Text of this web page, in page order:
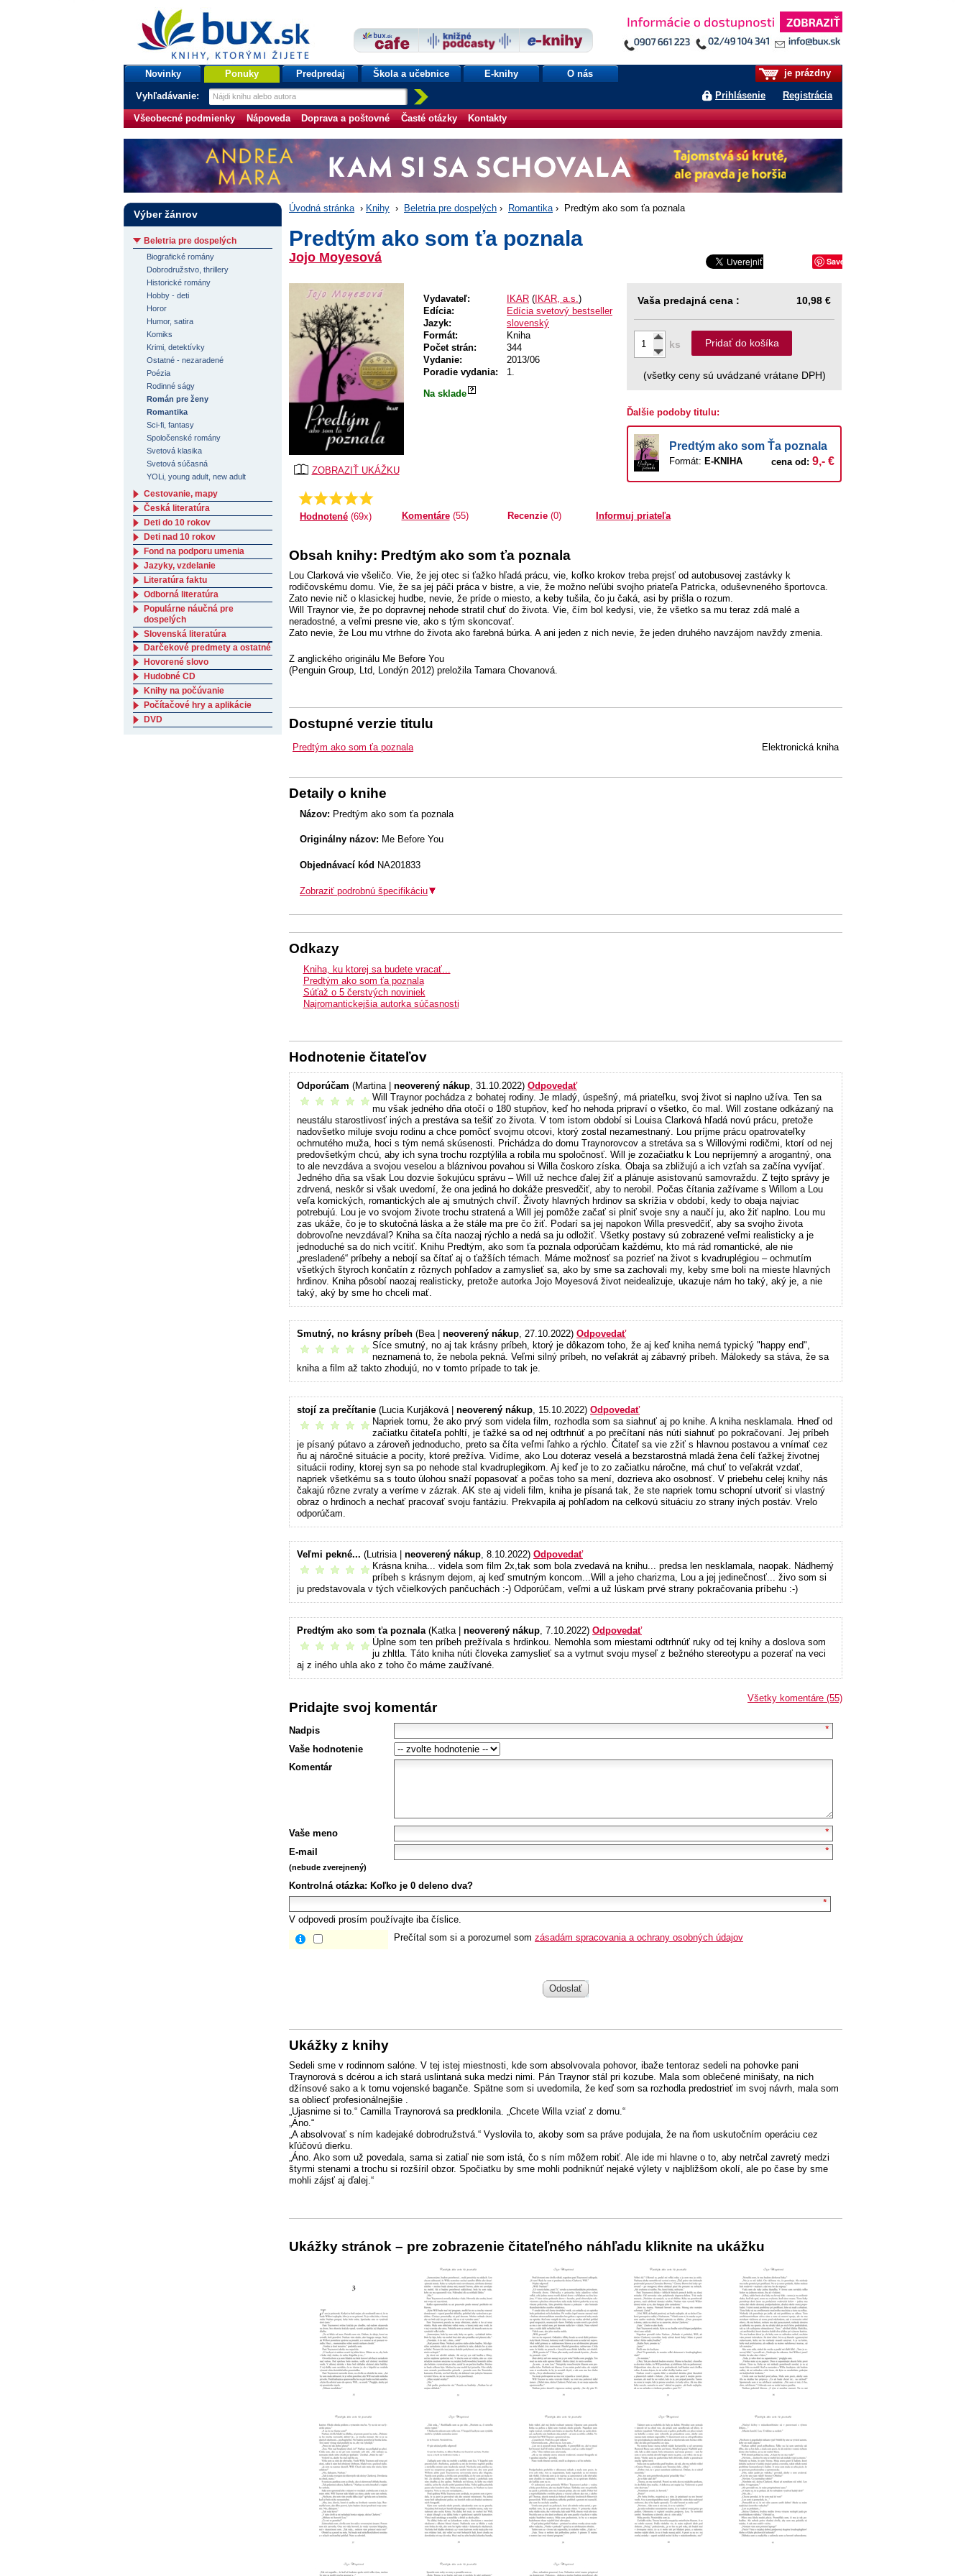
bux.sk
knihy, ktorými žijete
Úvodná stránka
je prázdny
Prihlásenie Registrácia
Novinky Ponuky Predpredaj Škola a učebnice E-knihy O nás
Vyhľadávanie:
Všeobecné podmienky Nápoveda Doprava a poštovné Časté otázky Kontakty
Úvodná stránka › Knihy › Beletria pre dospelých › Romantika› Predtým ako som ťa poznala
Predtým ako som ťa poznala
Jojo Moyesová Save
ZOBRAZIŤ UKÁŽKU
Vydavateľ: IKAR ( IKAR, a.s.)
Edícia:
Edícia svetový bestseller
Jazyk:
slovenský
Formát:
Kniha
Počet strán:
344
Vydanie:
2013/06
Poradie vydania:
1.
Na sklade
Vaša predajná cena : 10,98 €
ks Pridať do košíka
(všetky ceny sú uvádzané vrátane DPH)
Ďalšie podoby titulu:
Predtým ako som Ťa poznala
Formát: E-KNIHA cena od: 9,- €
Priemer:
4.94202898550725
Hodnotené (69x) Komentáre(55) Recenzie(0) Informuj priateľa
Obsah knihy: Predtým ako som ťa poznala
Lou Clarková vie všeličo. Vie, že jej otec si ťažko hľadá prácu, vie, koľko krokov treba prejsť od autobusovej zastávky k
rodičovskému domu. Vie, že sa jej páči práca v bistre, a vie, že možno neľúbi svojho priateľa Patricka, oduševneného športovca.
Zato nevie nič o klasickej hudbe, nevie, že príde o miesto, a keby tušila, čo ju čaká, asi by prišla o rozum.
Will Traynor vie, že po dopravnej nehode stratil chuť do života. Vie, čím bol kedysi, vie, že všetko sa mu teraz zdá malé a
neradostné, a veľmi presne vie, ako s tým skoncovať.
Zato nevie, že Lou mu vtrhne do života ako farebná búrka. A ani jeden z nich nevie, že jeden druhého navzájom navždy zmenia.
Z anglického originálu Me Before You
(Penguin Group, Ltd, Londýn 2012) preložila Tamara Chovanová.
Dostupné verzie titulu
Predtým ako som ťa poznala Elektronická kniha
Detaily o knihe
Názov: Predtým ako som ťa poznala
Originálny názov: Me Before You
Objednávací kód NA201833
Zobraziť podrobnú špecifikáciu
Odkazy
Kniha, ku ktorej sa budete vracať...
Predtým ako som ťa poznala
Súťaž o 5 čerstvých noviniek
Najromantickejšia autorka súčasnosti
Hodnotenie čitateľov
Odporúčam (Martina | neoverený nákup , 31.10.2022) Odpovedať
vrelo odporúčam
Will Traynor pochádza z bohatej rodiny. Je mladý, úspešný, má priateľku, svoj život si naplno užíva. Ten sa
mu však jedného dňa otočí o 180 stupňov, keď ho nehoda pripraví o všetko, čo mal. Will zostane odkázaný na
neustálu starostlivosť iných a prestáva sa tešiť zo života. V tom istom období si Louisa Clarková hľadá novú prácu, pretože
nadovšetko miluje svoju rodinu a chce pomôcť svojmu otcovi, ktorý zostal nezamestnaný. Lou príjme prácu opatrovateľky
ochrnutého muža, hoci s tým nemá skúsenosti. Prichádza do domu Traynorovcov a stretáva sa s Willovými rodičmi, ktorí od nej
predovšetkým chcú, aby ich syna trochu rozptýlila a robila mu spoločnosť. Will je zozačiatku k Lou nepríjemný a arogantný, ona
to ale nevzdáva a svojou veselou a bláznivou povahou si Willa čoskoro získa. Obaja sa zbližujú a ich vzťah sa začína vyvíjať.
Jedného dňa sa však Lou dozvie šokujúcu správu – Will už nechce ďalej žiť a plánuje asistovanú samovraždu. Z tejto správy je
zdrvená, neskôr si však uvedomí, že ona jediná ho dokáže presvedčiť, aby to nerobil. Počas čítania zažívame s Willom a Lou
veľa komických, romantických ale aj smutných chvíľ. Životy hlavných hrdinov sa skrížia v období, kedy to obaja najviac
potrebujú. Lou je vo svojom živote trochu stratená a Will jej pomôže začať si plniť svoje sny a naučí ju, ako žiť naplno. Lou mu
zas ukáže, čo je to skutočná láska a že stále ma pre čo žiť. Podarí sa jej napokon Willa presvedčiť, aby sa svojho života
dobrovoľne nevzdával? Kniha sa číta naozaj rýchlo a nedá sa ju odložiť. Všetky postavy sú zobrazené veľmi realisticky a je
jednoduché sa do nich vcítiť. Knihu Predtým, ako som ťa poznala odporúčam každému, kto má rád romantické, ale nie
„presladené“ príbehy a nebojí sa čítať aj o ťažších témach. Máme možnosť sa pozrieť na život s kvadruplégiou – ochrnutím
všetkých štyroch končatín z rôznych pohľadov a zamyslieť sa, ako by sme sa zachovali my, keby sme boli na mieste hlavných
hrdinov. Kniha pôsobí naozaj realisticky, pretože autorka Jojo Moyesová život neidealizuje, ukazuje nám ho taký, aký je, a nie
taký, aký by sme ho chceli mať.
Smutný, no krásny príbeh (Bea | neoverený nákup, 27.10.2022) Odpovedať
vrelo odporúčam
Síce smutný, no aj tak krásny príbeh, ktorý je dôkazom toho, že aj keď kniha nemá typický "happy end",
neznamená to, že nebola pekná. Veľmi silný príbeh, no veľakrát aj zábavný príbeh. Málokedy sa stáva, že sa
kniha a film až takto zhodujú, no v tomto prípade to tak je.
stojí za prečítanie (Lucia Kurjáková | neoverený nákup , 15.10.2022) Odpovedať
vrelo odporúčam
Napriek tomu, že ako prvý som videla film, rozhodla som sa siahnuť aj po knihe. A kniha nesklamala. Hneď od
začiatku čitateľa pohltí, je ťažké sa od nej odtrhnúť a po prečítaní nás núti siahnuť po pokračovaní. Jej príbeh
je písaný pútavo a zároveň jednoducho, preto sa číta veľmi ľahko a rýchlo. Čitateľ sa vie zžiť s hlavnou postavou a vnímať cez
ňu aj náročné situácie a pocity, ktoré prežíva. Vidíme, ako Lou doteraz veselá a bezstarostná mladá žena čelí ťažkej životnej
situácii rodiny, ktorej syn sa po nehode stal kvadruplegikom. Aj keď je to zo začiatku náročne, má chuť to veľakrát vzdať,
napriek všetkému sa s touto úlohou snaží popasovať a počas toho sa mení, dozrieva ako osobnosť. V priebehu celej knihy nás
čakajú rôzne zvraty a veríme v zázrak. AK ste aj videli film, kniha je písaná tak, že ste napriek tomu schopní utvoriť si vlastný
obraz o hrdinoch a nechať pracovať svoju fantáziu. Prekvapila aj pohľadom na celkovú situáciu zo strany iných postáv. Vrelo
odporúčam.
Veľmi pekné... (Lutrisia | neoverený nákup, 8.10.2022) Odpovedať
vrelo odporúčam
Krásna kniha... videla som film 2x,tak som bola zvedavá na knihu... predsa len nesklamala, naopak. Nádherný
príbeh s krásnym dejom, aj keď smutným koncom...Will a jeho charizma, Lou a jej jedinečnosť... živo som si
ju predstavovala v tých včielkových pančuchách :-) Odporúčam, veľmi a už lúskam prvé strany pokračovania príbehu :-)
Predtým ako som ťa poznala (Katka | neoverený nákup , 7.10.2022) Odpovedať
vrelo odporúčam
Úplne som ten príbeh prežívala s hrdinkou. Nemohla som miestami odtrhnúť ruky od tej knihy a doslova som
ju zhltla. Táto kniha núti človeka zamyslieť sa a vytrnut svoju myseľ z bežného stereotypu a pozerať na veci
aj z iného uhla ako z toho čo máme zaužívané.
Všetky komentáre (55)
Pridajte svoj komentár
Nadpis
Vaše hodnotenie
Komentár
Vaše meno
E-mail
(nebude zverejnený)
Kontrolná otázka: Koľko je 0 deleno dva?
V odpovedi prosím používajte iba číslice.
Prečítal som si a porozumel som zásadám spracovania a ochrany osobných údajov
Odoslať
Ukážky z knihy
Sedeli sme v rodinnom salóne. V tej istej miestnosti, kde som absolvovala pohovor, ibaže tentoraz sedeli na pohovke pani
Traynorová s dcérou a ich stará uslintaná suka medzi nimi. Pán Traynor stál pri kozube. Mala som oblečené minišaty, na nich
džínsové sako a k tomu vojenské baganče. Spätne som si uvedomila, že keď som sa rozhodla predostrieť im svoj návrh, mala som
sa obliecť profesionálnejšie .
„Ujasnime si to.“ Camilla Traynorová sa predklonila. „Chcete Willa vziať z domu.“
„Áno.“
„A absolvovať s ním kadejaké dobrodružstvá.“ Vyslovila to, akoby som sa práve podujala, že na ňom uskutočním operáciu cez
kľúčovú dierku.
„Áno. Ako som už povedala, sama si zatiaľ nie som istá, čo s ním môžem robiť. Ale ide mi hlavne o to, aby netrčal zavretý medzi
štyrmi stenami a trochu si rozšíril obzor. Spočiatku by sme mohli podniknúť nejaké výlety v najbližšom okolí, ale po čase by sme
mohli zájsť aj ďalej.“
Ukážky stránok – pre zobrazenie čitateľného náhľadu kliknite na ukážku
Výber žánrov
Beletria pre dospelých
Biografické romány
Dobrodružstvo, thrillery
Historické romány
Hobby - deti
Horor
Humor, satira
Komiks
Krimi, detektívky
Ostatné - nezaradené
Poézia
Rodinné ságy
Román pre ženy
Romantika
Sci-fi, fantasy
Spoločenské romány
Svetová klasika
Svetová súčasná
YOLi, young adult, new adult
Cestovanie, mapy
Česká literatúra
Deti do 10 rokov
Deti nad 10 rokov
Fond na podporu umenia
Jazyky, vzdelanie
Literatúra faktu
Odborná literatúra
Populárne náučná pre
dospelých
Slovenská literatúra
Darčekové predmety a ostatné
Hovorené slovo
Hudobné CD
Knihy na počúvanie
Počítačové hry a aplikácie
DVD